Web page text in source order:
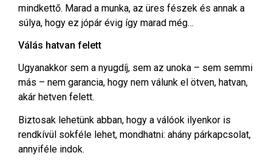
mindkettő. Marad a munka, az üres fészek és annak a
súlya, hogy ez jópár évig így marad még…
Válás hatvan felett
Ugyanakkor sem a nyugdíj, sem az unoka – sem semmi
más – nem garancia, hogy nem válunk el ötven, hatvan,
akár hetven felett.
Biztosak lehetünk abban, hogy a válóok ilyenkor is
rendkívül sokféle lehet, mondhatni: ahány párkapcsolat,
annyiféle indok.